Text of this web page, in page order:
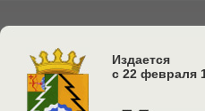
Издается
с 22 февраля